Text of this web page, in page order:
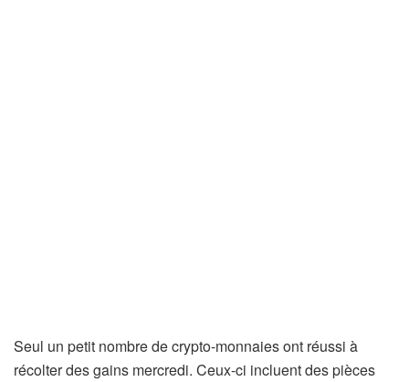
Seul un petit nombre de crypto-monnaies ont réussi à
récolter des gains mercredi. Ceux-ci incluent des pièces